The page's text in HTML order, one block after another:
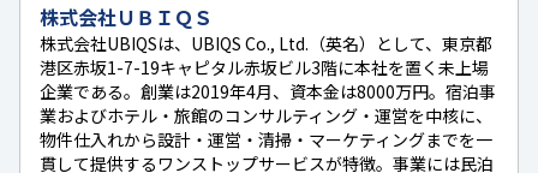
株式会社ＵＢＩＱＳ
株式会社UBIQSは、UBIQS Co., Ltd.（英名）として、東京都
港区赤坂1-7-19キャピタル赤坂ビル3階に本社を置く未上場
企業である。創業は2019年4月、資本金は8000万円。宿泊事
業およびホテル・旅館のコンサルティング・運営を中核に、
物件仕入れから設計・運営・清掃・マーケティングまでを一
貫して提供するワンストップサービスが特徴。事業には民泊